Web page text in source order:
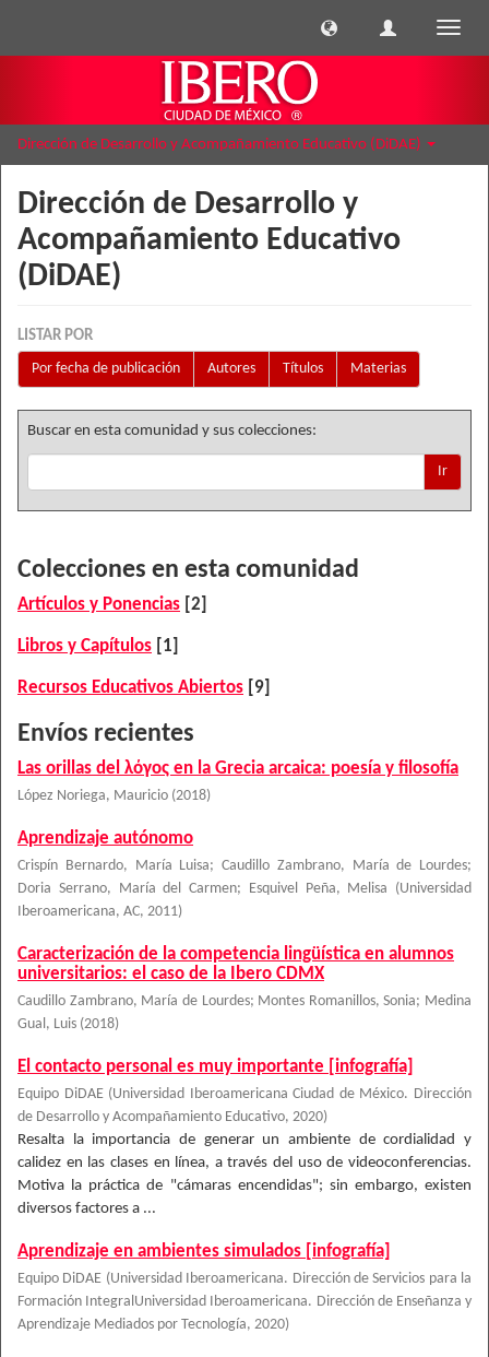
Dirección de Desarrollo y Acompañamiento Educativo (DiDAE)
Dirección de Desarrollo y
Acompañamiento Educativo
(DiDAE)
LISTAR POR
Por fecha de publicación
Autores Títulos Materias
Buscar en esta comunidad y sus colecciones:
Ir
Colecciones en esta comunidad
Artículos y Ponencias [2]
Libros y Capítulos [1]
Recursos Educativos Abiertos [9]
Envíos recientes
Las orillas del λόγος en la Grecia arcaica: poesía y filosofía
López Noriega, Mauricio (2018)
Aprendizaje autónomo
Crispín Bernardo, María Luisa; Caudillo Zambrano, María de Lourdes;
Doria Serrano, María del Carmen; Esquivel Peña, Melisa (Universidad
Iberoamericana, AC, 2011)
Caracterización de la competencia lingüística en alumnos
universitarios: el caso de la Ibero CDMX
Caudillo Zambrano, María de Lourdes; Montes Romanillos, Sonia; Medina
Gual, Luis (2018)
El contacto personal es muy importante [infografía]
Equipo DiDAE (Universidad Iberoamericana Ciudad de México. Dirección
de Desarrollo y Acompañamiento Educativo, 2020)
Resalta la importancia de generar un ambiente de cordialidad y
calidez en las clases en línea, a través del uso de videoconferencias.
Motiva la práctica de "cámaras encendidas"; sin embargo, existen
diversos factores a ...
Aprendizaje en ambientes simulados [infografía]
Equipo DiDAE (Universidad Iberoamericana. Dirección de Servicios para la
Formación IntegralUniversidad Iberoamericana. Dirección de Enseñanza y
Aprendizaje Mediados por Tecnología, 2020)